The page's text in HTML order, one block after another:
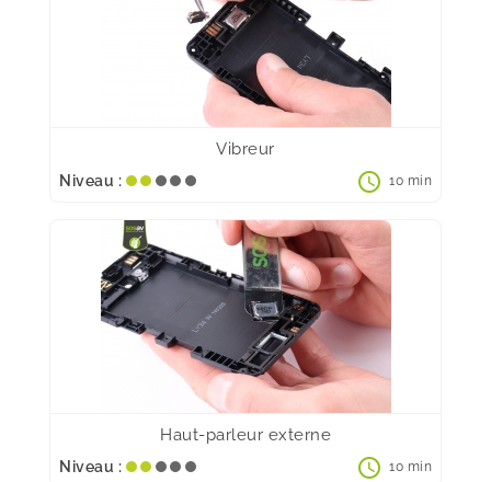
Vibreur
Niveau : schedule 10 min
Haut-parleur externe
Niveau : schedule 10 min